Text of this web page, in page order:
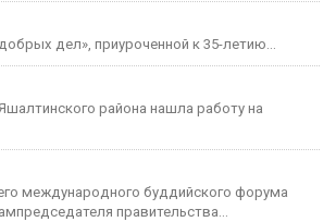
дел», приуроченной к 35-летию...
района нашла работу на
международного буддийского форума
правительства...